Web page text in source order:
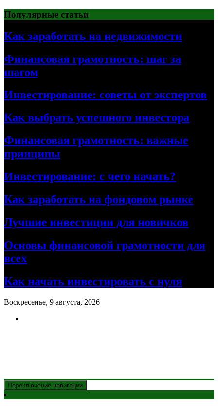
Перейти
к
содержимому
Популярные статьи
Как заработать на недвижимости
Финансовая грамотность: шаг за
шагом
Инвестирование: советы от экспертов
Как выбрать успешного инвестора
Финансовая грамотность: важные
принципы
Инвестирование: с чего начать?
Как заработать на фондовом рынке
Лучшие инвестиции для новичков
Основы финансовой грамотности для
всех
Как начать инвестировать с нуля
Воскресенье, 9 августа, 2026
Переключение навигации